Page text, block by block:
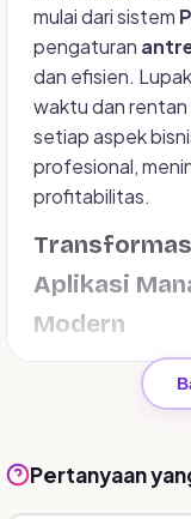
mulai dari sistem
pengaturan
dan efisien.
waktu dan rentan
setiap aspek
profesional,
profitabilitas.
Aplikasi
Modern
Di era digital ini,
handal adalah
untuk semua
pencatatan
Pertanyaan